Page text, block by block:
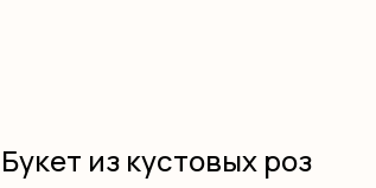
Букет из кустовых роз